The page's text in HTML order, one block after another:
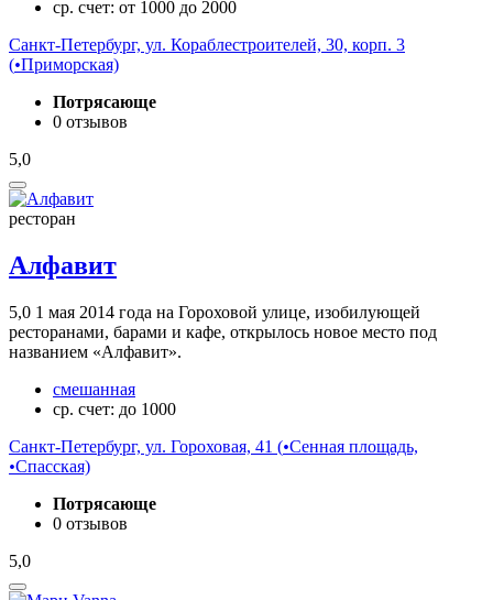
ср. счет: от 1000 до 2000
Санкт-Петербург, ул. Кораблестроителей, 30, корп. 3
(•Приморская)
Потрясающе
0 отзывов
5,0
ресторан
Алфавит
5,0 1 мая 2014 года на Гороховой улице, изобилующей
ресторанами, барами и кафе, открылось новое место под
названием «Алфавит».
смешанная
ср. счет: до 1000
Санкт-Петербург, ул. Гороховая, 41 (•Сенная площадь,
•Спасская)
Потрясающе
0 отзывов
5,0